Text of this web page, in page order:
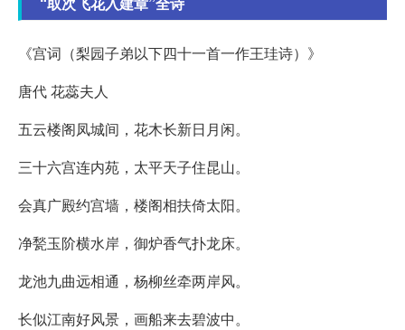
《宫词（梨园子弟以下四十一首一作王珪诗）》
唐代 花蕊夫人
五云楼阁凤城间，花木长新日月闲。
三十六宫连内苑，太平天子住昆山。
会真广殿约宫墙，楼阁相扶倚太阳。
净甃玉阶横水岸，御炉香气扑龙床。
龙池九曲远相通，杨柳丝牵两岸风。
长似江南好风景，画船来去碧波中。